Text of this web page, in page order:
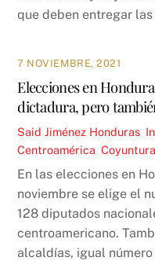
que deben entregar
7 NOVIEMBRE, 2021
Elecciones en
dictadura, pero
Said Jiménez Honduras
Centroamérica ,
En las elecciones en
noviembre se elige el
128 diputados
centroamericano.
alcaldías, igual